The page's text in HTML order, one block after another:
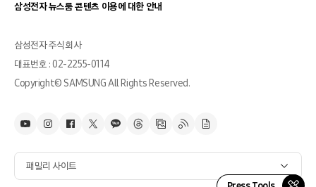
삼성전자 뉴스룸 콘텐츠 이용에 대한 안내
삼성전자 주식회사
대표번호 : 02-2255-0114
Copyright© SAMSUNG All Rights Reserved.
패밀리 사이트